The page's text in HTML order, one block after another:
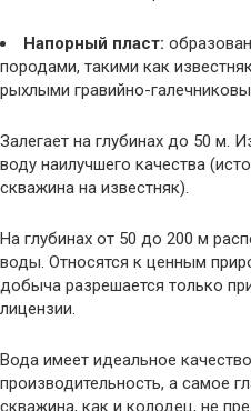
Напорный пласт:
породами, такими как
рыхлыми гравийно-
Залегает на глубинах до 50 м.
воду наилучшего качества
скважина на известняк).
На глубинах от 50 до 200 м
воды. Относятся к ценным
добыча разрешается только
лицензии.
Вода имеет идеальное
производительность, а самое
скважина, как и колодец, не